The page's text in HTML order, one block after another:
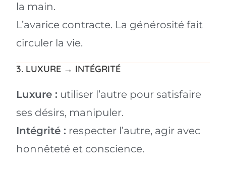
la main.
L’avarice contracte. La générosité fait
circuler la vie.
3. LUXURE → INTÉGRITÉ
Luxure : utiliser l’autre pour satisfaire
ses désirs, manipuler.
Intégrité : respecter l’autre, agir avec
honnêteté et conscience.